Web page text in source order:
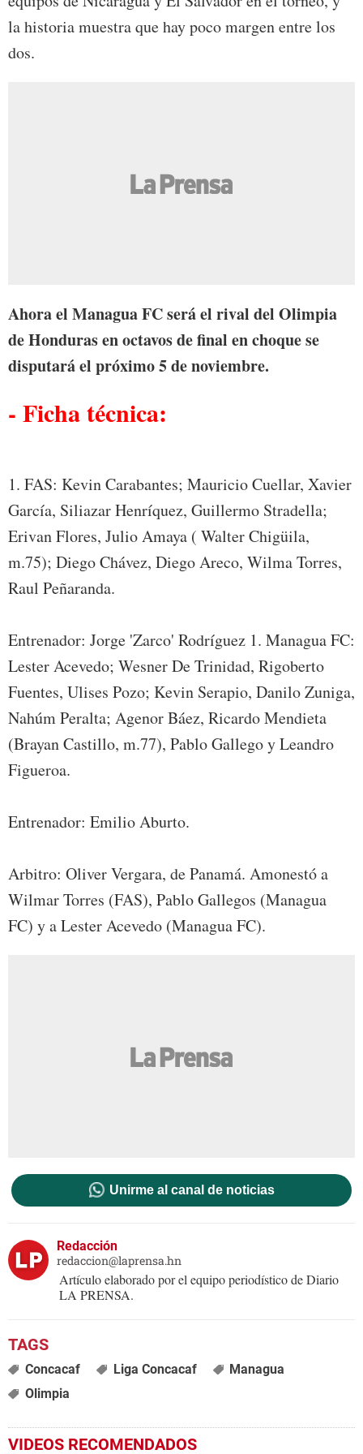
la historia muestra que hay poco margen entre los
dos.
Ahora el Managua FC será el rival del Olimpia
de Honduras en octavos de final en choque se
disputará el próximo 5 de noviembre.
- Ficha técnica:
1. FAS: Kevin Carabantes; Mauricio Cuellar, Xavier
García, Siliazar Henríquez, Guillermo Stradella;
Erivan Flores, Julio Amaya ( Walter Chigüila,
m.75); Diego Chávez, Diego Areco, Wilma Torres,
Raul Peñaranda.
Entrenador: Jorge 'Zarco' Rodríguez 1. Managua FC:
Lester Acevedo; Wesner De Trinidad, Rigoberto
Fuentes, Ulises Pozo; Kevin Serapio, Danilo Zuniga,
Nahúm Peralta; Agenor Báez, Ricardo Mendieta
(Brayan Castillo, m.77), Pablo Gallego y Leandro
Figueroa.
Entrenador: Emilio Aburto.
Arbitro: Oliver Vergara, de Panamá. Amonestó a
Wilmar Torres (FAS), Pablo Gallegos (Managua
FC) y a Lester Acevedo (Managua FC).
Unirme al canal de noticias
Redacción
redaccion@laprensa.hn
Artículo elaborado por el equipo periodístico de Diario
LA PRENSA.
Concacaf Liga Concacaf
Managua
Olimpia
VIDEOS RECOMENDADOS